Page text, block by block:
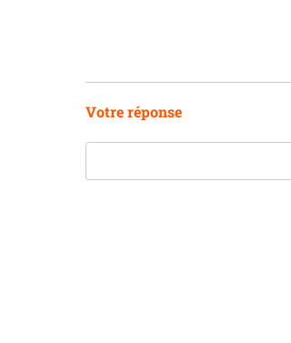
Votre réponse